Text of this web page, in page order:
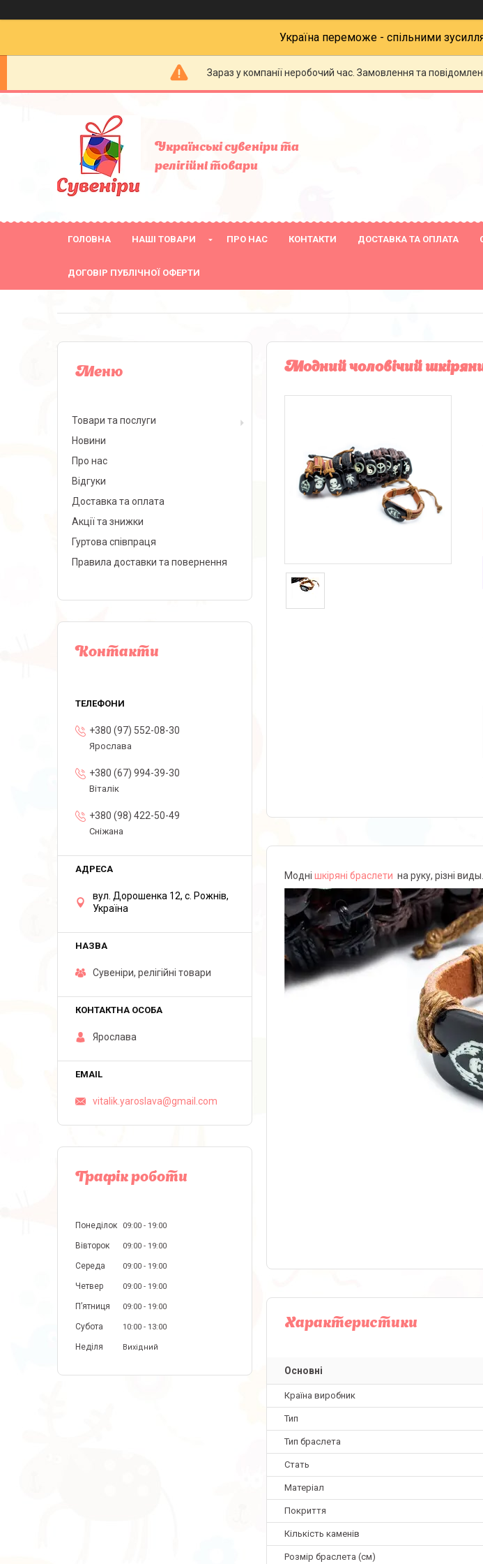
Україна переможе - спільними
Зараз у компанії неробочий час. Замовлення та
Українські сувеніри та
релігійнi товари
ГОЛОВНА НАШІ ТОВАРИ ПРО НАС КОНТАКТИ ДОСТАВКА ТА ОПЛАТА
ДОГОВІР ПУБЛІЧНОЇ ОФЕРТИ
Модний чоловічий
Модні шкіряні браслети на руку, різні
Характеристики
Основні
Країна виробник
Тип
Тип браслета
Стать
Матеріал
Покриття
Кількість каменів
Розмір браслета (см)
Товари та послуги
Новини
Про нас
Відгуки
Доставка та оплата
Акції та знижки
Гуртова співпраця
Правила доставки та повернення
Контакти
+380 (97) 552-08-30
Ярослава
+380 (67) 994-39-30
Віталік
+380 (98) 422-50-49
Сніжана
вул. Дорошенка 12, с. Рожнів,
Україна
Сувеніри, релігійні товари
Ярослава
vitalik.yaroslava@gmail.com
Графік роботи
Понеділок 09:00 19:00
Вівторок 09:00 19:00
Середа 09:00 19:00
Четвер 09:00 19:00
Пʼятниця 09:00 19:00
Субота 10:00 13:00
Неділя Вихідний